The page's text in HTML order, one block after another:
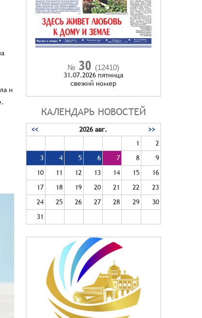
и
№ 30 (12410)
31.07.2026 пятница
cвежий номер
КАЛЕНДАРЬ НОВОСТЕЙ
<< 2026 авг.
>>
1
2
3
4 5 6 7 8
9
10
11 12 13 14 15
16
17
18 19 20 21 22
23
24
25 26 27 28 29
30
31